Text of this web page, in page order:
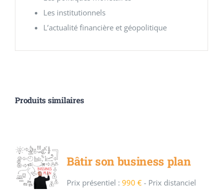
Les institutionnels
L’actualité financière et géopolitique
Produits similaires
Bâtir son business plan
Prix présentiel : 990 € - Prix distanciel